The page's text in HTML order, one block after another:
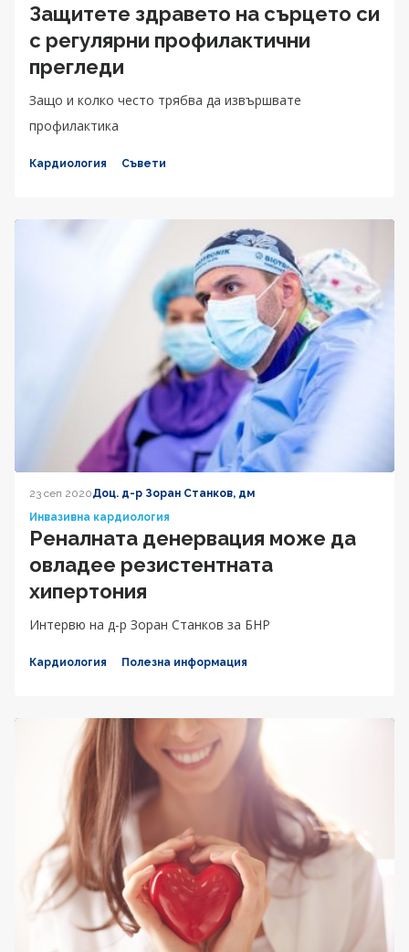
Защитете здравето на сърцето си
с регулярни профилактични
прегледи
Защо и колко често трябва да извършвате
профилактика
Кардиология Съвети
23 сеп 2020Доц. д-р Зоран Станков, дм
Инвазивна кардиология
Реналната денервация може да
овладее резистентната
хипертония
Интервю на д-р Зоран Станков за БНР
Кардиология Полезна информация